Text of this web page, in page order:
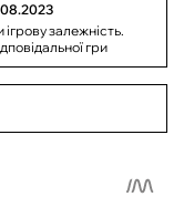
залежність.
гри